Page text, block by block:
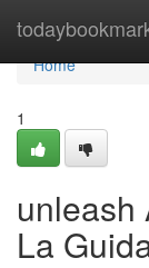
Home
Home
1
unleash
La